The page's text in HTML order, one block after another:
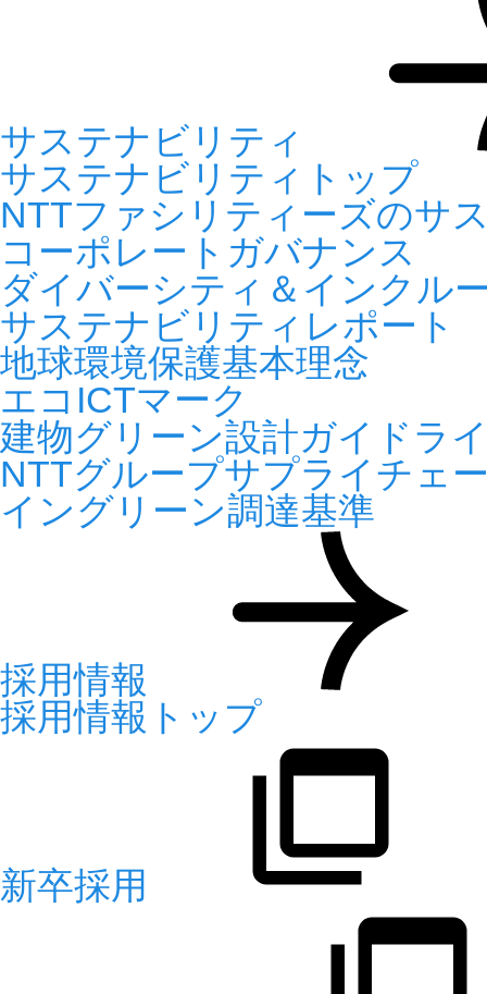
サステナビリティ
サステナビリティトップ
NTTファシリティーズのサ
コーポレートガバナンス
ダイバーシティ＆インクル
サステナビリティレポート
地球環境保護基本理念
エコICTマーク
建物グリーン設計ガイドラ
NTTグループサプライチェ
イングリーン調達基準
採用情報
採用情報トップ
新卒採用